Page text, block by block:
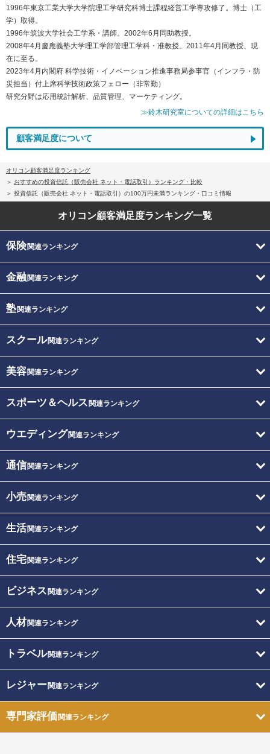
1996年東京工業大学大学院理工学研究科博士課程経営工学専攻修了。博士（工
学）取得。
1996年筑波大学社会工学系・講師。2002年6月同助教授。
2008年4月慶應義塾大学理工学部管理工学科・准教授。2011年4月同教授、現
在に至る。
2023年4月内閣府 科学技術・イノベーション推進事務局参事官（インフラ・防
災担当）付上席科学技術政策フェロー（非常勤）
研究分野は応用統計解析、品質管理、マーケティング。
≫鈴木研究室についての詳細はこちら
顧客満足度について
オリコン顧客満足度ランキング
おすすめの投資信託（販売会社 ネット・電話取引）ランキング・比較
投資信託（販売会社 ネット・電話取引）の100万円未満ランキング・口コミ情報
オリコン顧客満足度ランキング一覧
保険関連ランキング
金融関連ランキング
塾関連ランキング
スクール関連ランキング
美容関連ランキング
スポーツ＆ヘルス 関連ランキング
ウエディング関連ランキング
通信関連ランキング
小売関連ランキング
生活関連ランキング
住宅関連ランキング
ビジネス 関連ランキング
人材関連ランキング
トラベル関連ランキング
レジャー関連ランキング
専門家評価関連ランキング